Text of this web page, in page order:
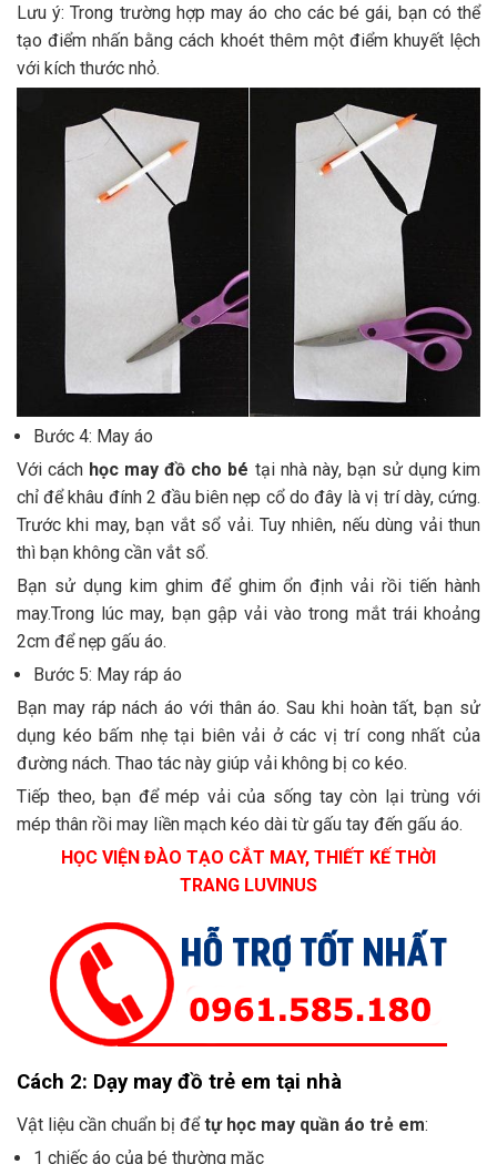
Lưu ý: Trong trường hợp may áo cho các bé gái, bạn có thể
tạo điểm nhấn bằng cách khoét thêm một điểm khuyết lệch
với kích thước nhỏ.
Bước 4: May áo
Với cách học may đồ cho bé tại nhà này, bạn sử dụng kim
chỉ để khâu đính 2 đầu biên nẹp cổ do đây là vị trí dày, cứng.
Trước khi may, bạn vắt sổ vải. Tuy nhiên, nếu dùng vải thun
thì bạn không cần vắt sổ.
Bạn sử dụng kim ghim để ghim ổn định vải rồi tiến hành
may.Trong lúc may, bạn gập vải vào trong mắt trái khoảng
2cm để nẹp gấu áo.
Bước 5: May ráp áo
Bạn may ráp nách áo với thân áo. Sau khi hoàn tất, bạn sử
dụng kéo bấm nhẹ tại biên vải ở các vị trí cong nhất của
đường nách. Thao tác này giúp vải không bị co kéo.
Tiếp theo, bạn để mép vải của sống tay còn lại trùng với
mép thân rồi may liền mạch kéo dài từ gấu tay đến gấu áo.
HỌC VIỆN ĐÀO TẠO CẮT MAY, THIẾT KẾ THỜI
TRANG LUVINUS
Cách 2: Dạy may đồ trẻ em tại nhà
Vật liệu cần chuẩn bị đểtự học may quần áo trẻ em:
1 chiếc áo của bé thường mặc